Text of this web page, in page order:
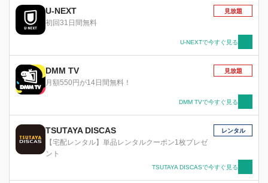
U-NEXT
初回31日間無料
見放題
U-NEXTで今すぐ見る
DMM TV
月額550円が14日間無料！
見放題
DMM TVで今すぐ見る
TSUTAYA DISCAS
【宅配レンタル】単品レンタルクーポン1枚プレゼ
ント
レンタル
TSUTAYA DISCASで今すぐ見る